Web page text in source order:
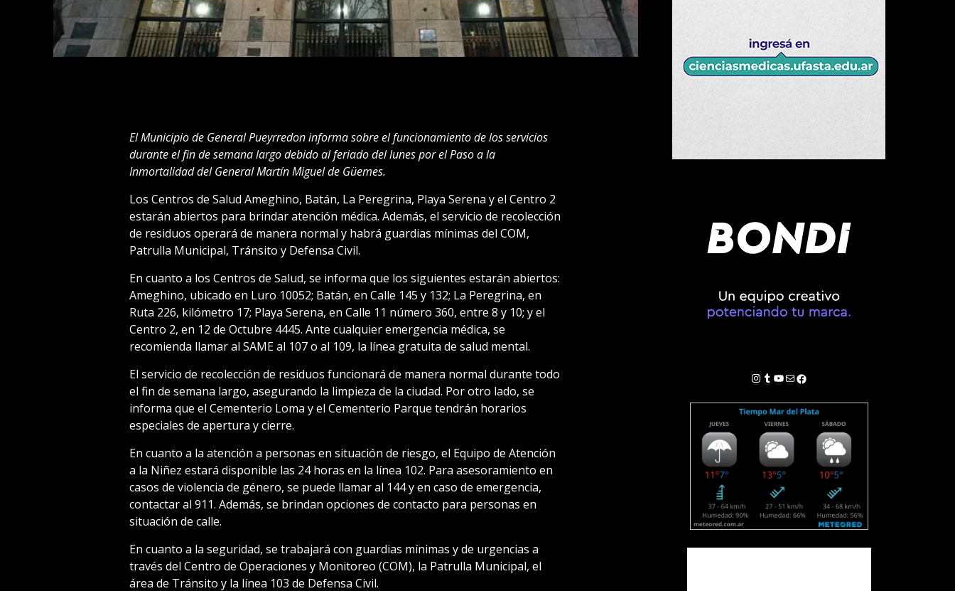
El Municipio de General Pueyrredon informa sobre el funcionamiento de los servicios
durante el fin de semana largo debido al feriado del lunes por el Paso a la
Inmortalidad del General Martín Miguel de Güemes.
Los Centros de Salud Ameghino, Batán, La Peregrina, Playa Serena y el Centro 2
estarán abiertos para brindar atención médica. Además, el servicio de recolección
de residuos operará de manera normal y habrá guardias mínimas del COM,
Patrulla Municipal, Tránsito y Defensa Civil.
En cuanto a los Centros de Salud, se informa que los siguientes estarán abiertos:
Ameghino, ubicado en Luro 10052; Batán, en Calle 145 y 132; La Peregrina, en
Ruta 226, kilómetro 17; Playa Serena, en Calle 11 número 360, entre 8 y 10; y el
Centro 2, en 12 de Octubre 4445. Ante cualquier emergencia médica, se
recomienda llamar al SAME al 107 o al 109, la línea gratuita de salud mental.
El servicio de recolección de residuos funcionará de manera normal durante todo
el fin de semana largo, asegurando la limpieza de la ciudad. Por otro lado, se
informa que el Cementerio Loma y el Cementerio Parque tendrán horarios
especiales de apertura y cierre.
En cuanto a la atención a personas en situación de riesgo, el Equipo de Atención
a la Niñez estará disponible las 24 horas en la línea 102. Para asesoramiento en
casos de violencia de género, se puede llamar al 144 y en caso de emergencia,
contactar al 911. Además, se brindan opciones de contacto para personas en
situación de calle.
En cuanto a la seguridad, se trabajará con guardias mínimas y de urgencias a
través del Centro de Operaciones y Monitoreo (COM), la Patrulla Municipal, el
área de Tránsito y la línea 103 de Defensa Civil.
Instagram
Tumblr
YouTube
Correo electrónico
Facebook